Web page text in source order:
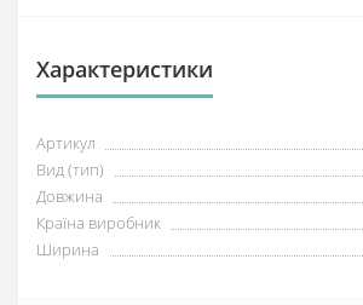
Характеристики
Артикул
Вид (тип)
Довжина
Країна виробник
Ширина